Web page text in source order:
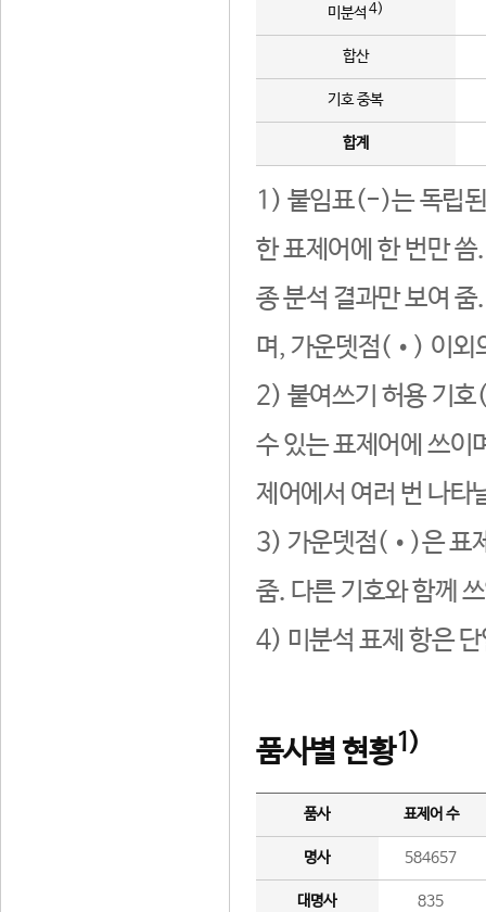
미분석 4)
합산
기호 중복
합계
1) 붙임표(-)는 독립된
한 표제어에 한 번만
종 분석 결과만 보여
며, 가운뎃점(•) 이외
2) 붙여쓰기 허용 기호
수 있는 표제어에 쓰이
제어에서 여러 번 나타
3) 가운뎃점(•)은 표
줌. 다른 기호와 함께
4) 미분석 표제 항은
품사별 현황1)
품사 표제어 수
명사 584657
대명사 835